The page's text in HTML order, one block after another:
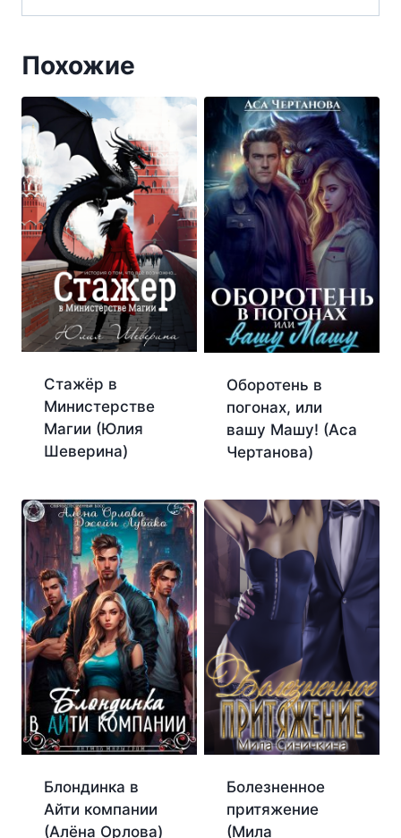
Похожие
Стажёр в
Министерстве
Магии (Юлия
Шеверина)
Оборотень в
погонах, или
вашу Машу! (Аса
Чертанова)
Блондинка в
Айти компании
(Алёна Орлова)
Болезненное
притяжение
(Мила